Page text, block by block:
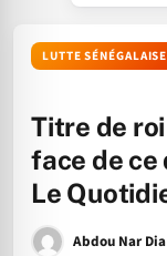
LUTTE SÉNÉGALAISE
Titre de
face de ce
Le
Abdou Nar Dia